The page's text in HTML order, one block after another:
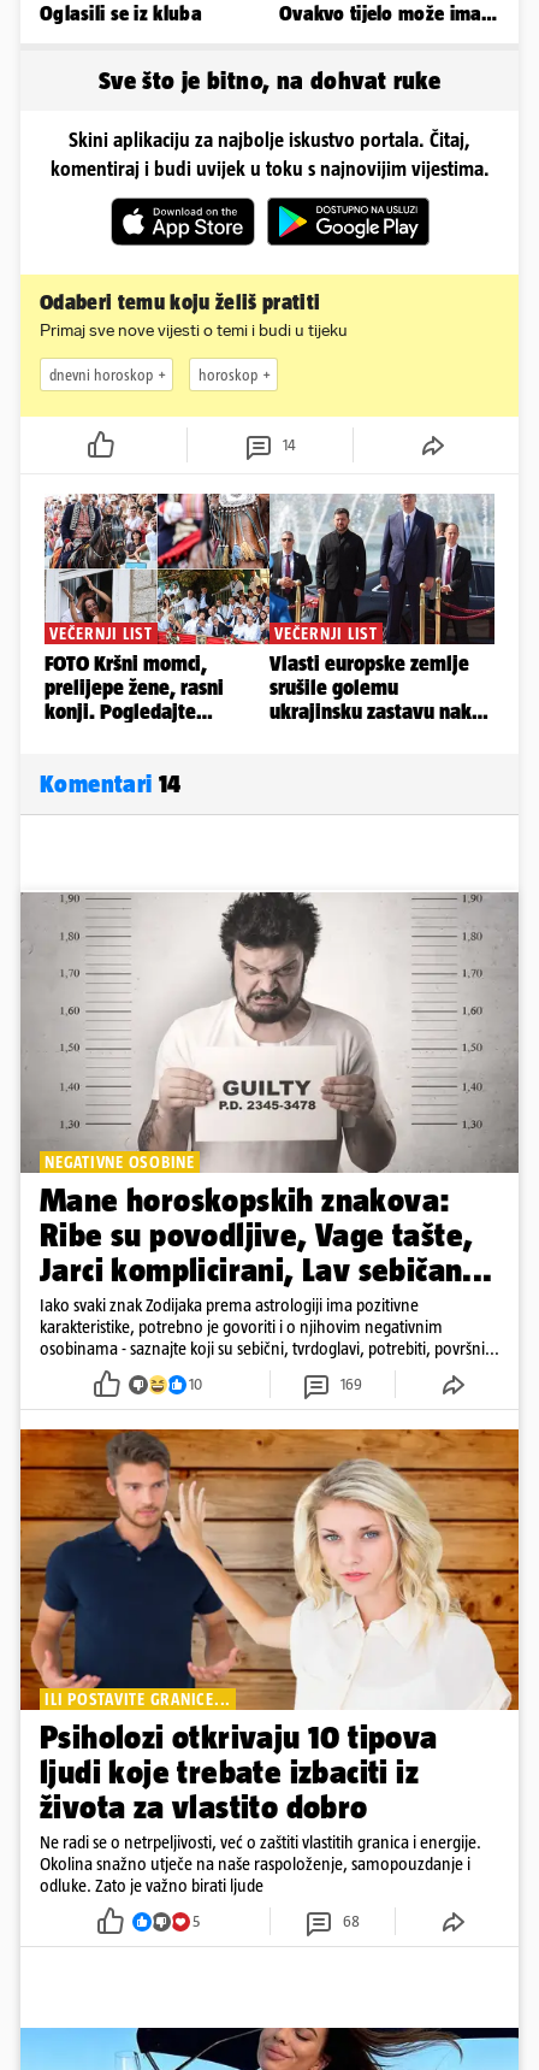
Oglasili se iz kluba
Ovakvo tijelo može imati
Sve što je bitno, na dohvat ruke
Skini aplikaciju za najbolje iskustvo portala. Čitaj,
komentiraj i budi uvijek u toku s najnovijim vijestima.
Odaberi temu koju želiš pratiti
Primaj sve nove vijesti o temi i budi u tijeku
dnevni horoskop horoskop
14
Komentari 14
NEGATIVNE OSOBINE
Mane horoskopskih znakova:
Ribe su povodljive, Vage tašte,
Jarci komplicirani, Lav sebičan...
Iako svaki znak Zodijaka prema astrologiji ima pozitivne
karakteristike, potrebno je govoriti i o njihovim negativnim
osobinama - saznajte koji su sebični, tvrdoglavi, potrebiti, površni...
10 169
ILI POSTAVITE GRANICE...
Psiholozi otkrivaju 10 tipova
ljudi koje trebate izbaciti iz
života za vlastito dobro
Ne radi se o netrpeljivosti, već o zaštiti vlastitih granica i energije.
Okolina snažno utječe na naše raspoloženje, samopouzdanje i
odluke. Zato je važno birati ljude
5 68